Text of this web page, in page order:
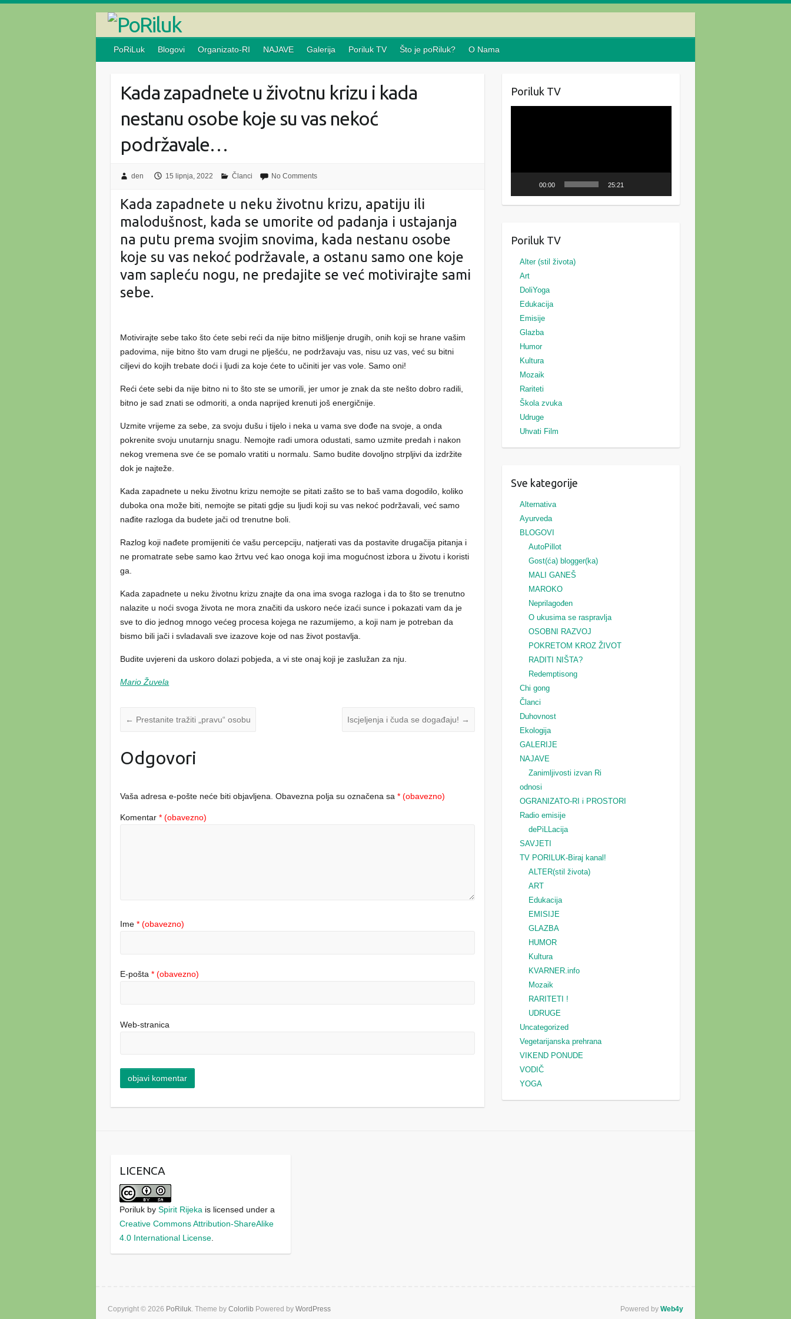
PoRiLuk
Blogovi Organizato-RI NAJAVE Galerija Poriluk TV Što je poRiluk? O Nama
Kada zapadnete u životnu krizu i kada
nestanu osobe koje su vas nekoć
podržavale…
den 15 lipnja, 2022 Članci No Comments
Kada zapadnete u neku životnu krizu, apatiju ili
malodušnost, kada se umorite od padanja i ustajanja
na putu prema svojim snovima, kada nestanu osobe
koje su vas nekoć podržavale, a ostanu samo one koje
vam sapleću nogu, ne predajite se već motivirajte sami
sebe.
Motivirajte sebe tako što ćete sebi reći da nije bitno mišljenje drugih, onih koji se hrane vašim
padovima, nije bitno što vam drugi ne plješću, ne podržavaju vas, nisu uz vas, već su bitni
ciljevi do kojih trebate doći i ljudi za koje ćete to učiniti jer vas vole. Samo oni!
Reći ćete sebi da nije bitno ni to što ste se umorili, jer umor je znak da ste nešto dobro radili,
bitno je sad znati se odmoriti, a onda naprijed krenuti još energičnije.
Uzmite vrijeme za sebe, za svoju dušu i tijelo i neka u vama sve dođe na svoje, a onda
pokrenite svoju unutarnju snagu. Nemojte radi umora odustati, samo uzmite predah i nakon
nekog vremena sve će se pomalo vratiti u normalu. Samo budite dovoljno strpljivi da izdržite
dok je najteže.
Kada zapadnete u neku životnu krizu nemojte se pitati zašto se to baš vama dogodilo, koliko
duboka ona može biti, nemojte se pitati gdje su ljudi koji su vas nekoć podržavali, već samo
nađite razloga da budete jači od trenutne boli.
Razlog koji nađete promijeniti će vašu percepciju, natjerati vas da postavite drugačija pitanja i
ne promatrate sebe samo kao žrtvu već kao onoga koji ima mogućnost izbora u životu i koristi
ga.
Kada zapadnete u neku životnu krizu znajte da ona ima svoga razloga i da to što se trenutno
nalazite u noći svoga života ne mora značiti da uskoro neće izaći sunce i pokazati vam da je
sve to dio jednog mnogo većeg procesa kojega ne razumijemo, a koji nam je potreban da
bismo bili jači i svladavali sve izazove koje od nas život postavlja.
Budite uvjereni da uskoro dolazi pobjeda, a vi ste onaj koji je zaslužan za nju.
Mario Žuvela
← Prestanite tražiti „pravu“ osobu Iscjeljenja i čuda se događaju! →
Odgovori
Vaša adresa e-pošte neće biti objavljena. Obavezna polja su označena sa* (obavezno)
Komentar* (obavezno)
Ime* (obavezno)
E-pošta* (obavezno)
Web-stranica
Poriluk TV
00:00 25:21
Poriluk TV
Alter (stil života)
Art
DoliYoga
Edukacija
Emisije
Glazba
Humor
Kultura
Mozaik
Rariteti
Škola zvuka
Udruge
Uhvati Film
Sve kategorije
Alternativa
Ayurveda
BLOGOVI
AutoPillot
Gost(ća) blogger(ka)
MALI GANEŠ
MAROKO
Neprilagođen
O ukusima se raspravlja
OSOBNI RAZVOJ
POKRETOM KROZ ŽIVOT
RADITI NIŠTA?
Redemptisong
Chi gong
Članci
Duhovnost
Ekologija
GALERIJE
NAJAVE
Zanimljivosti izvan Ri
odnosi
OGRANIZATO-RI i PROSTORI
Radio emisije
dePiLLacija
SAVJETI
TV PORILUK-Biraj kanal!
ALTER(stil života)
ART
Edukacija
EMISIJE
GLAZBA
HUMOR
Kultura
KVARNER.info
Mozaik
RARITETI !
UDRUGE
Uncategorized
Vegetarijanska prehrana
VIKEND PONUDE
VODIČ
YOGA
LICENCA
Poriluk bySpirit Rijeka is licensed under a
Creative Commons Attribution-ShareAlike
4.0 International License
Copyright © 2026 PoRiluk. Theme by Colorlib Powered by WordPress Powered by Web4y